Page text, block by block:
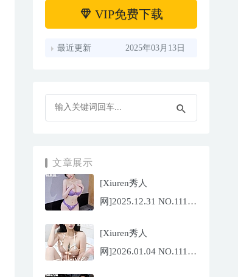
VIP免费下载
最近更新 2025年03月13日
文章展示
[Xiuren秀人
网]2025.12.31 NO.11187
[Xiuren秀人
网]2026.01.04 NO.11189